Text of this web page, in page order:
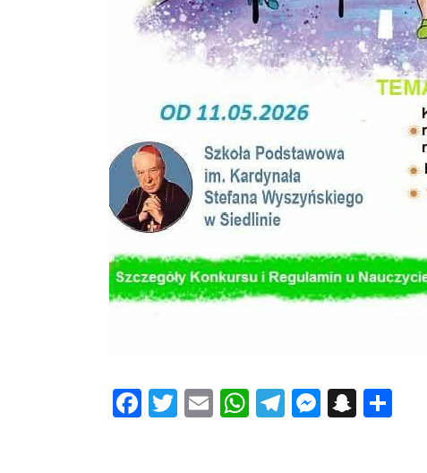
Facebook
Twitter
EmailWhatsApp
Telegram